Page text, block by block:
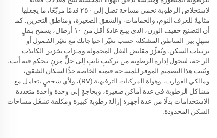
لاستخلاص الرطوبة تحمي مساحة تصل إلى ٢٥٠ قدمًا مربّعًا، ما يجعلها
مثاليةً للغرف النوم، والحمامات، والشقق الصغيرة، ومناطق التخزين. كما
أن التصنيع خفيف الوزن، الذي يبلغ عادةً أقل من ١٠ أرطال، يسمح بنقلٍ
سهلٍ بين المناطق المشكلة حسب تغيّر احتياجاتك مع تغيّر الفصول أو
ترتيبات السكن. وتُعزِّز مقابض النقل المحمولة وميزات تخزين الكابلات
الراحة، لتتحول إدارة الرطوبة من تركيبٍ ثابتٍ إلى حلٍّ مرنٍ تتحكم فيه أنت.
ويُثبت هذا التصميم الموفر للمساحة قيمته الخاصة جدًّا لسكان الشقق،
ومالكي القوارب، وهواة المركبات الترفيهية (RV)، ولأي شخصٍ يتعامل مع
مشاكل الرطوبة في عدة أماكن صغيرة، وبحاجةٍ إلى وحدة واحدة متعددة
الاستخدامات بدلًا من عدة أجهزة إزالة رطوبة كبيرة ومكلفة تشغّل مساحات
السكن المحدودة.